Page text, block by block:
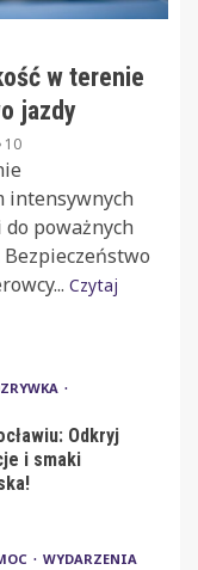
w terenie
jazdy
10
intensywnych
do poważnych
Czytaj
Odkryj
i smaki
WYDARZENIA